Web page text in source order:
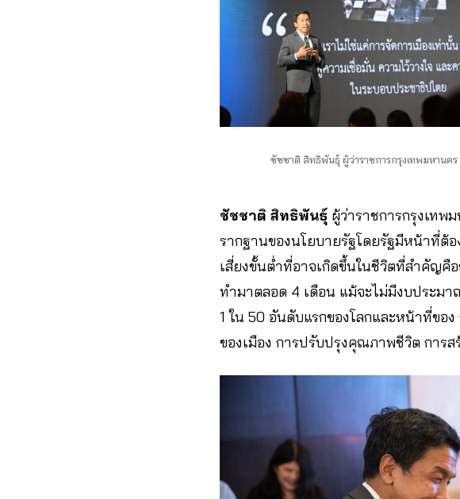
ชัชชาติ สิทธิพันธุ์ ผู้ว่าราชการกรุงเทพมหานคร
ชัชชาติ สิทธิพันธุ์ ผู้ว่าราชการกรุงเทพ
รากฐานของนโยบายรัฐโดยรัฐมีหน้าที่ต้
เสี่ยงขั้นต่ำที่อาจเกิดขึ้นในชีวิตที่สำคัญคื
ทำมาตลอด 4 เดือน แม้จะไม่มีงบประม
1 ใน 50 อันดับแรกของโลกและหน้าที่ขอ
ของเมือง การปรับปรุงคุณภาพชีวิต การ